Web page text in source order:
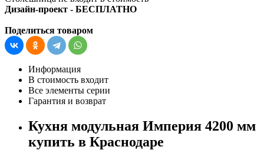
Дизайн-проект - БЕСПЛАТНО
Поделиться товаром
Информация
В стоимость входит
Все элементы серии
Гарантия и возврат
Кухня модульная Империя 4200 мм
купить в Краснодаре